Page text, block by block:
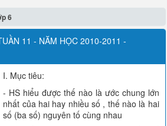
6
11 - NĂM HỌC 2010-2011 -
I. Mục tiêu:
- HS hiểu được thế nào là ước chung lớn
nhất của hai hay nhiều số , thế nào là hai
số (ba số) nguyên tố cùng nhau